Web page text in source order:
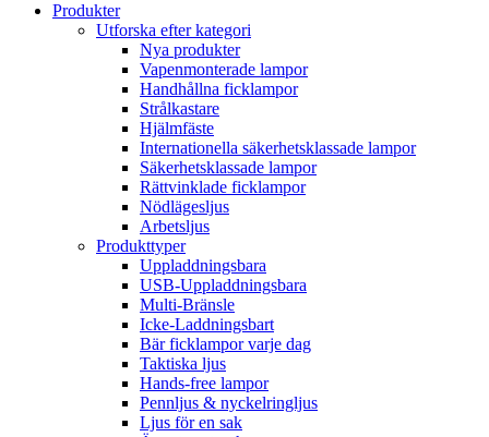
Produkter
Utforska efter kategori
Nya produkter
Vapenmonterade lampor
Handhållna ficklampor
Strålkastare
Hjälmfäste
Internationella säkerhetsklassade lampor
Säkerhetsklassade lampor
Rättvinklade ficklampor
Nödlägesljus
Arbetsljus
Produkttyper
Uppladdningsbara
USB-Uppladdningsbara
Multi-Bränsle
Icke-Laddningsbart
Bär ficklampor varje dag
Taktiska ljus
Hands-free lampor
Pennljus & nyckelringljus
Ljus för en sak